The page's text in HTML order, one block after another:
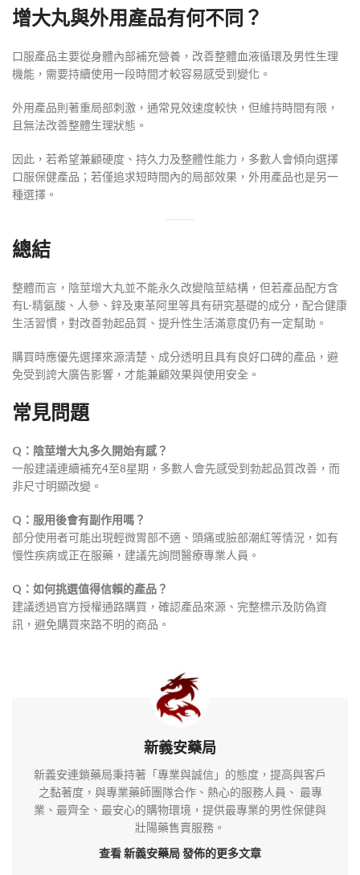
增大丸與外用產品有何不同？
口服產品主要從身體內部補充營養，改善整體血液循環及男性生理
機能，需要持續使用一段時間才較容易感受到變化。
外用產品則著重局部刺激，通常見效速度較快，但維持時間有限，
且無法改善整體生理狀態。
因此，若希望兼顧硬度、持久力及整體性能力，多數人會傾向選擇
口服保健產品；若僅追求短時間內的局部效果，外用產品也是另一
種選擇。
總結
整體而言，陰莖增大丸並不能永久改變陰莖結構，但若產品配方含
有L-精氨酸、人參、鋅及東革阿里等具有研究基礎的成分，配合健康
生活習慣，對改善勃起品質、提升性生活滿意度仍有一定幫助。
購買時應優先選擇來源清楚、成分透明且具有良好口碑的產品，避
免受到誇大廣告影響，才能兼顧效果與使用安全。
常見問題
Q：陰莖增大丸多久開始有感？
一般建議連續補充4至8星期，多數人會先感受到勃起品質改善，而
非尺寸明顯改變。
Q：服用後會有副作用嗎？
部分使用者可能出現輕微胃部不適、頭痛或臉部潮紅等情況，如有
慢性疾病或正在服藥，建議先詢問醫療專業人員。
Q：如何挑選值得信賴的產品？
建議透過官方授權通路購買，確認產品來源、完整標示及防偽資
訊，避免購買來路不明的商品。
新義安藥局
新義安連鎖藥局秉持著「專業與誠信」的態度，提高與客戶
之黏著度，與專業藥師團隊合作、熱心的服務人員、 最專
業、最齊全、最安心的購物環境，提供最專業的男性保健與
壯陽藥售賣服務。
查看 新義安藥局發佈的更多文章